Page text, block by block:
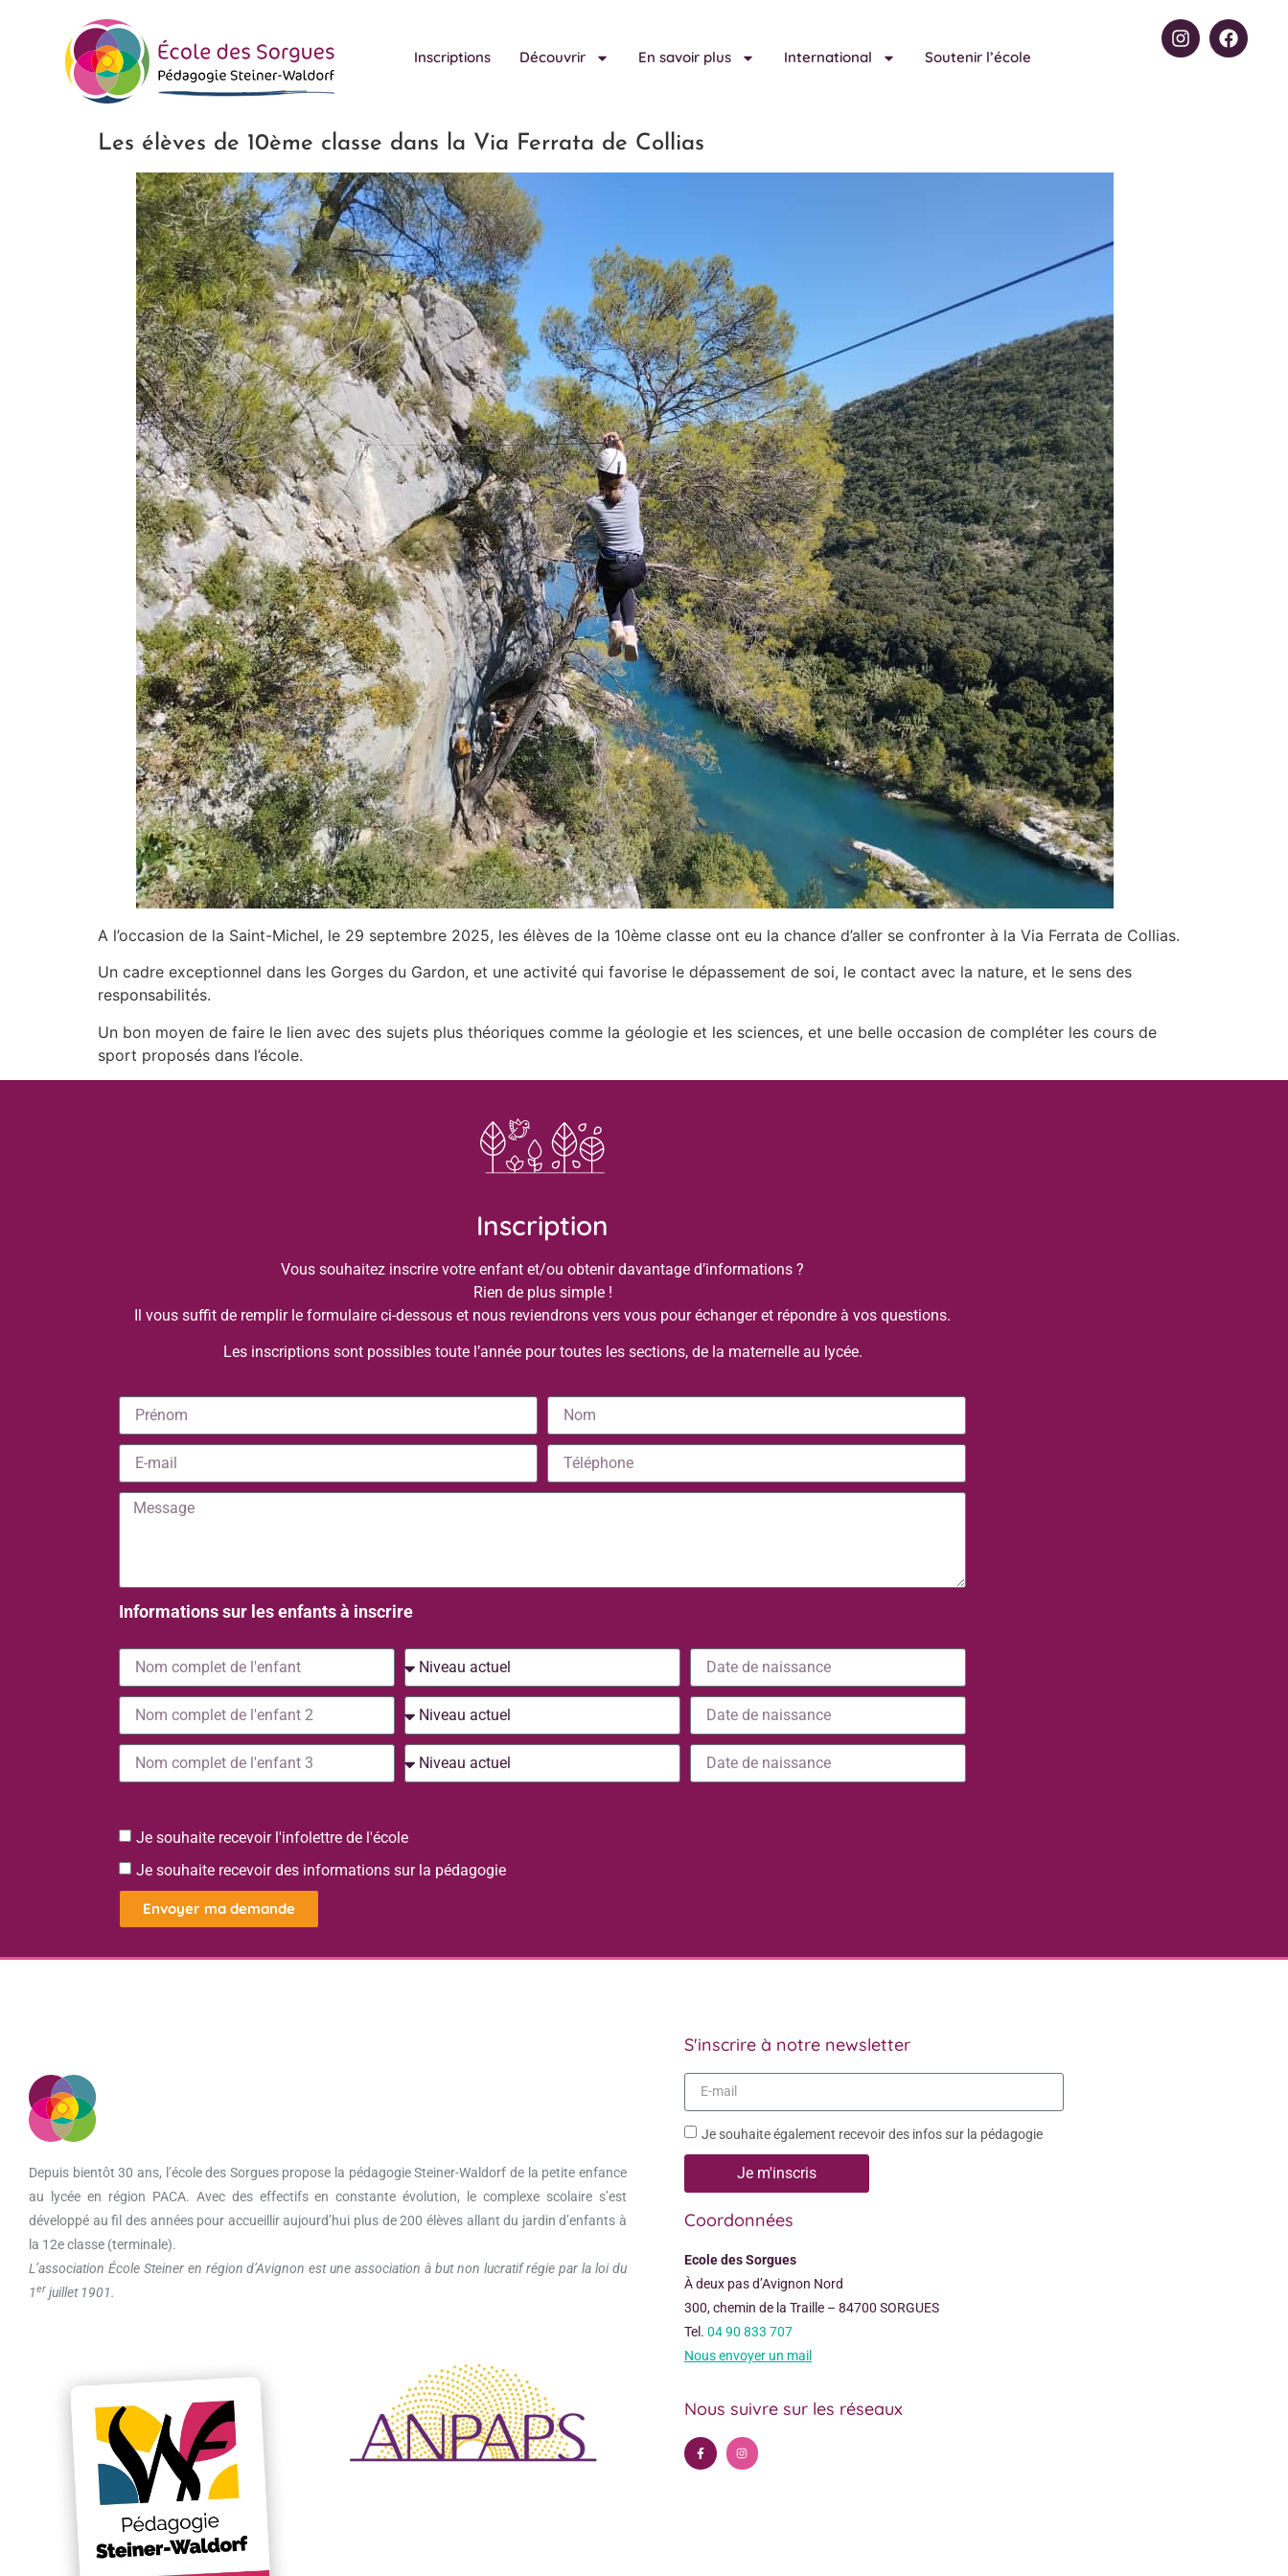
Inscriptions Découvrir En savoir plus International Soutenir l’école
Les élèves de 10ème classe dans la Via Ferrata de Collias
A l’occasion de la Saint-Michel, le 29 septembre 2025, les élèves de la 10ème classe ont eu la chance d’aller se confronter à la Via Ferrata de Collias.
Un cadre exceptionnel dans les Gorges du Gardon, et une activité qui favorise le dépassement de soi, le contact avec la nature, et le sens des
responsabilités.
Un bon moyen de faire le lien avec des sujets plus théoriques comme la géologie et les sciences, et une belle occasion de compléter les cours de
sport proposés dans l’école.
Inscription
Vous souhaitez inscrire votre enfant et/ou obtenir davantage d’informations ?
Rien de plus simple !
Il vous suffit de remplir le formulaire ci-dessous et nous reviendrons vers vous pour échanger et répondre à vos questions.
Les inscriptions sont possibles toute l’année pour toutes les sections, de la maternelle au lycée.
Informations sur les enfants à inscrire
Je souhaite recevoir l'infolettre de l'école
Je souhaite recevoir des informations sur la pédagogie
Envoyer ma demande
Depuis bientôt 30 ans, l’école des Sorgues propose la pédagogie Steiner-Waldorf de la petite enfance
au lycée en région PACA. Avec des effectifs en constante évolution, le complexe scolaire s’est
développé au fil des années pour accueillir aujourd’hui plus de 200 élèves allant du jardin d’enfants à
la 12e classe (terminale).
L’association École Steiner en région d’Avignon est une association à but non lucratif régie par la loi du
1er juillet 1901.
S'inscrire à notre newsletter
Je souhaite également recevoir des infos sur la pédagogie
Je m'inscris
Coordonnées
Ecole des Sorgues
À deux pas d’Avignon Nord
300, chemin de la Traille – 84700 SORGUES
Tel. 04 90 833 707
Nous envoyer un mail
Nous suivre sur les réseaux